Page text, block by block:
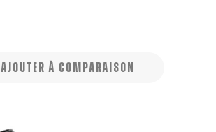
AJOUTER À COMPARAISON